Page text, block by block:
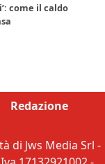
come il caldo
Redazione
di Jws Media Srl -